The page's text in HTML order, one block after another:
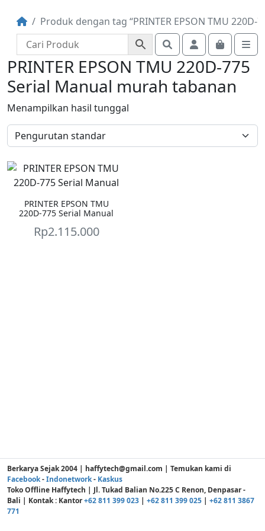
Produk dengan tag “PRINTER EPSON TMU
SearchAccountCart
PRINTER EPSON TMU 220D-775
Serial Manual murah tabanan
Menampilkan hasil tunggal
PRINTER EPSON TMU
220D-775 Serial Manual
Rp2.115.000
Berkarya Sejak 2004 | haffytech@gmail.com | Temukan kami di
Facebook-Indonetwork- Kaskus
Toko Offline Haffytech | Jl. Tukad Balian No.225 C Renon, Denpasar -
Bali | Kontak : Kantor+62 811 399 023 | +62 811 399 025 | +62 811 3867
771